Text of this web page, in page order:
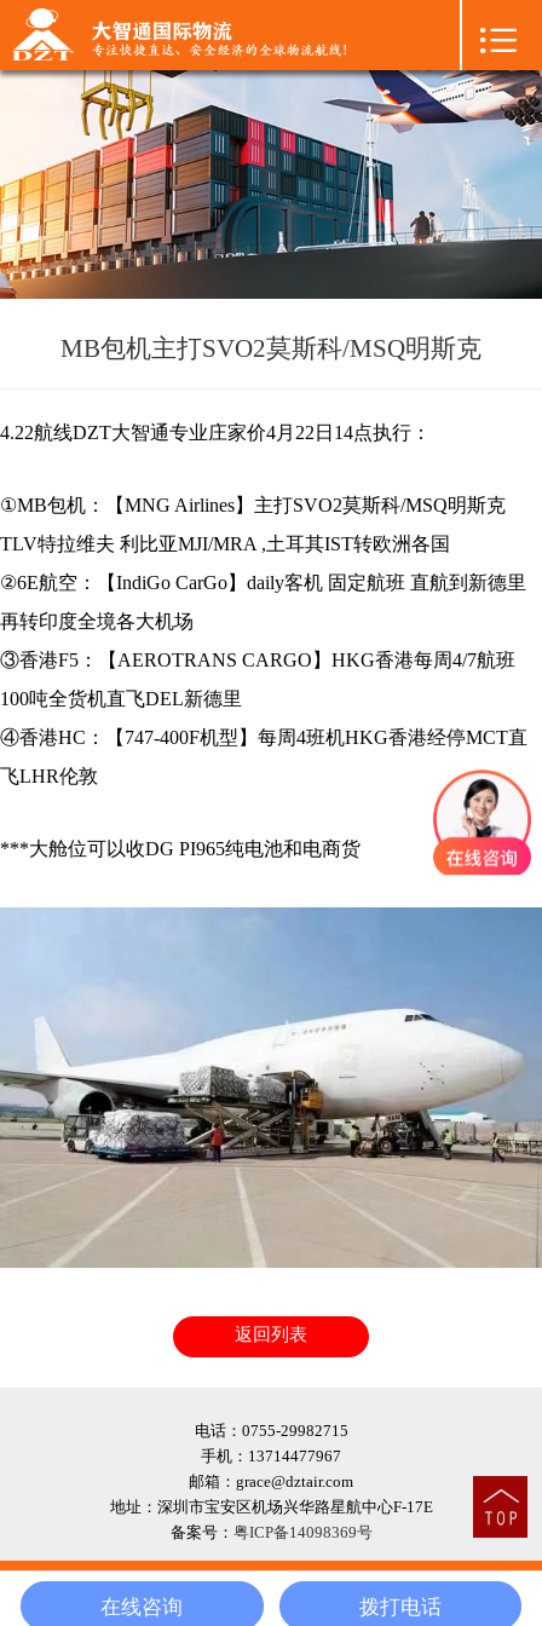
首页
国际空运 +
国际海运 +
国际陆运 +
进口物流
FBA专线

MB包机主打SVO2莫斯科/MSQ明斯克
4.22航线DZT大智通专业庄家价4月22日14点执行：
①MB包机：【MNG Airlines】主打SVO2莫斯科/MSQ明斯克
TLV特拉维夫 利比亚MJI/MRA ,土耳其IST转欧洲各国
②6E航空：【IndiGo CarGo】daily客机 固定航班 直航到新德里
再转印度全境各大机场
③香港F5：【AEROTRANS CARGO】HKG香港每周4/7航班
100吨全货机直飞DEL新德里
④香港HC：【747-400F机型】每周4班机HKG香港经停MCT直
飞LHR伦敦
***大舱位可以收DG PI965纯电池和电商货
返回列表
电话：0755-29982715
手机：13714477967
邮箱：grace@dztair.com
地址：深圳市宝安区机场兴华路星航中心F-17E
备案号： 粤ICP备14098369号
 
拨打电话

在线客服

在线咨询 拨打电话